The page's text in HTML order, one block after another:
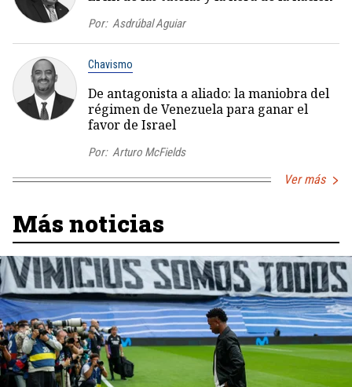
Por: Asdrúbal Aguiar
Chavismo
De antagonista a aliado: la maniobra del
régimen de Venezuela para ganar el
favor de Israel
Por: Arturo McFields
Ver más
Más noticias